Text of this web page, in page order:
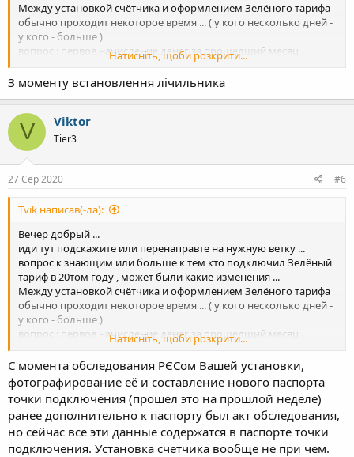
Между установкой счётчика и оформлением Зелёного тарифа
обычно проходит некоторое время ... ( у кого несколько дней -
у кого - больше )
вопрос : первое начисление денег за прошедший месяц ,
происходит с момента установки счётчика или ... со дня
подписания договора о ЗТ ?
Натисніть, щоби розкрити...
З моменту встановлення лічильника
V Viktor
Tier3
27 Сер 2020 #6
Tvik написав(-ла):
Вечер добрый ...
иди тут подскажите или перенаправте на нужную ветку ...
вопрос к знающим или больше к тем кто подключил Зелёный
тариф в 20том году , может были какие изменения ...
Между установкой счётчика и оформлением Зелёного тарифа
обычно проходит некоторое время ... ( у кого несколько дней -
у кого - больше )
вопрос : первое начисление денег за прошедший месяц ,
происходит с момента установки счётчика или ... со дня
подписания договора о ЗТ ?
Натисніть, щоби розкрити...
С момента обследования РЄСом Вашей установки,
фотографирование её и составление нового паспорта
точки подключения (прошёл это на прошлой неделе)
ранее дополнительно к паспорту был акт обследования,
но сейчас все эти данные содержатся в паспорте точки
подключения. Установка счетчика вообще не при чем.